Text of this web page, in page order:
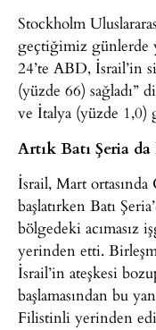
Stockholm
geçtiğimiz günlerde
24’te ABD, İsrail’in
(yüzde 66) sağladı”
ve İtalya (yüzde 1,0)
Artık Batı Şeria
İsrail, Mart ortasında
başlatırken Batı
bölgedeki acımasız
yerinden etti.
İsrail’in ateşkesi
başlamasından bu
Filistinli yerinden